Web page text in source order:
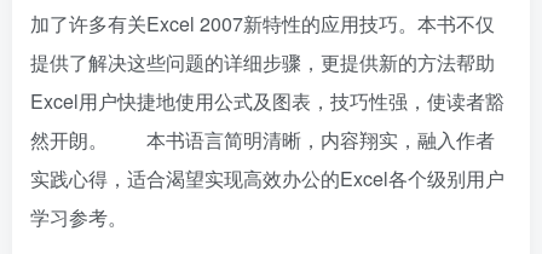
加了许多有关Excel 2007新特性的应用技巧。本书不仅
提供了解决这些问题的详细步骤，更提供新的方法帮助
Excel用户快捷地使用公式及图表，技巧性强，使读者豁
然开朗。 本书语言简明清晰，内容翔实，融入作者
实践心得，适合渴望实现高效办公的Excel各个级别用户
学习参考。